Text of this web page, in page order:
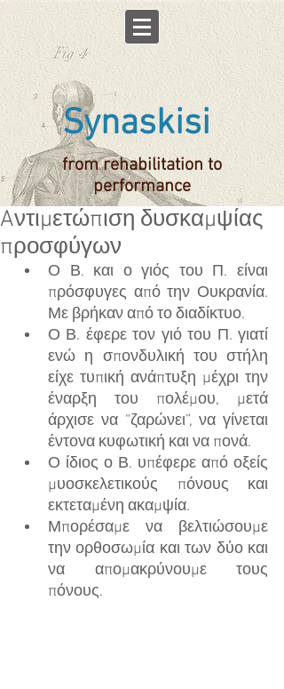
Synaskisi
from rehabilitation to
performance
Aντιμετώπιση δυσκαμψίας
προσφύγων
Ο Β. και ο γιός του Π. είναι
πρόσφυγες από την Ουκρανία.
Με βρήκαν από το διαδίκτυο.
Ο Β. έφερε τον γιό του Π. γιατί
ενώ η σπονδυλική του στήλη
είχε τυπική ανάπτυξη μέχρι την
έναρξη του πολέμου, μετά
άρχισε να “ζαρώνει”, να γίνεται
έντονα κυφωτική και να πονά.
Ο ίδιος ο Β. υπέφερε από οξείς
μυοσκελετικούς πόνους και
εκτεταμένη ακαμψία.
Μπορέσαμε να βελτιώσουμε
την ορθοσωμία και των δύο και
να απομακρύνουμε τους
πόνους.